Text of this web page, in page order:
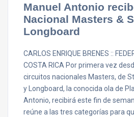
Manuel Antonio
Nacional Masters &
Longboard
CARLOS ENRIQUE BRENES ::
COSTA RICA Por primera vez
circuitos nacionales Masters, de
y Longboard, la conocida ola de
Antonio, recibirá este fin de
reúne a las tres categorías para